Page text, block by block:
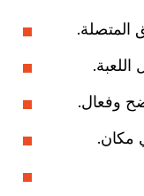
وفعال.
مكان.